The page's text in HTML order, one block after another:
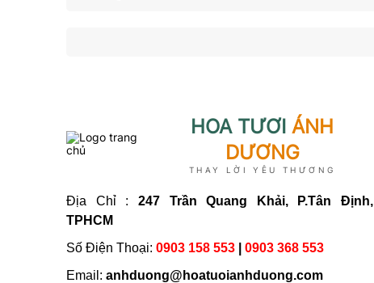
HOA TƯƠI ÁNH
DƯƠNG
THAY LỜI YÊU THƯƠNG
Địa Chỉ :247 Trần Quang Khải, P.Tân Định,
TPHCM
Số Điện Thoại:0903 158 553 |0903 368 553
Email:anhduong@hoatuoianhduong.com